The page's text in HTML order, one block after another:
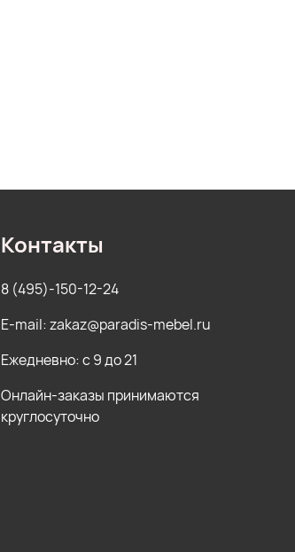
Контакты
8 (495)-150-12-24
E-mail: zakaz@paradis-mebel.ru
Ежедневно: с 9 до 21
Онлайн-заказы принимаются
круглосуточно